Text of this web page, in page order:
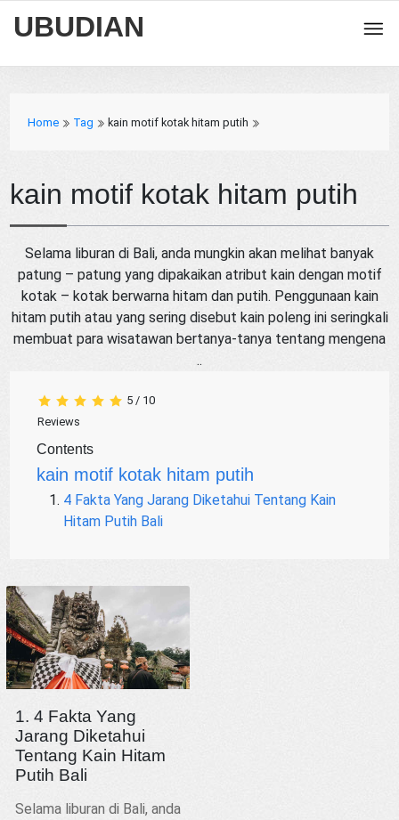
UBUDIAN
Home Tag kain motif kotak hitam putih
kain motif kotak hitam putih
Selama liburan di Bali, anda mungkin akan melihat banyak
patung – patung yang dipakaikan atribut kain dengan motif
kotak – kotak berwarna hitam dan putih. Penggunaan kain
hitam putih atau yang sering disebut kain poleng ini seringkali
membuat para wisatawan bertanya-tanya tentang mengena
..
5 / 10
Reviews
Contents
kain motif kotak hitam putih
4 Fakta Yang Jarang Diketahui Tentang Kain
Hitam Putih Bali
1. 4 Fakta Yang
Jarang Diketahui
Tentang Kain Hitam
Putih Bali
Selama liburan di Bali, anda